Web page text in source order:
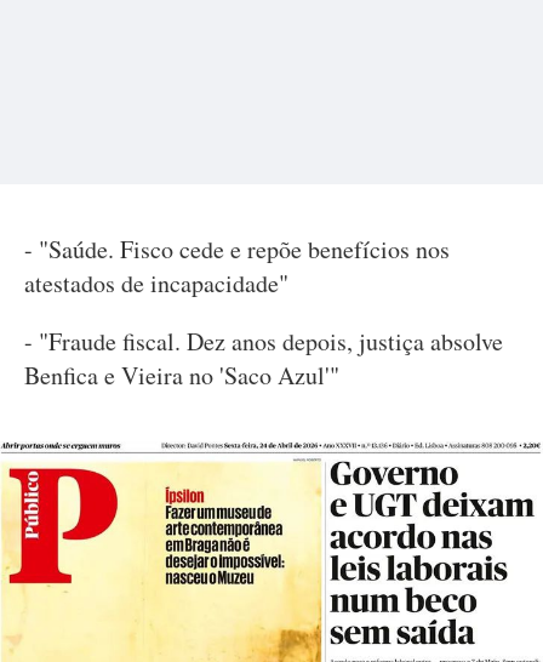
- "Saúde. Fisco cede e repõe benefícios nos
atestados de incapacidade"
- "Fraude fiscal. Dez anos depois, justiça absolve
Benfica e Vieira no 'Saco Azul'"